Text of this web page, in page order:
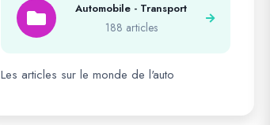
Automobile - Transport
188 articles
Les articles sur le monde de l'auto